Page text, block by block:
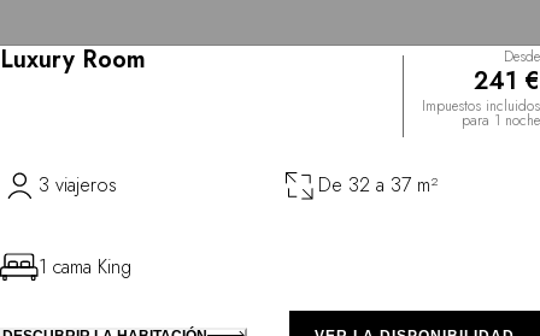
Luxury Room Desde
241 €
Impuestos incluidos
para 1 noche
3 viajeros De 32 a 37 m²
1 cama King